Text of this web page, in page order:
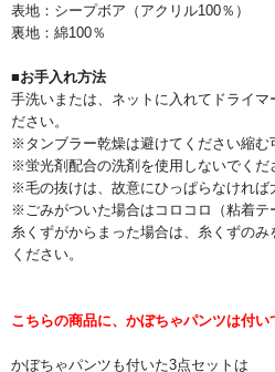
表地：シープボア（アクリル100％）
裏地：綿100％
■お手入れ方法
手洗いまたは、ネットに入れてドライマ
ださい。
※タンブラー乾燥は避けてください縮む
※蛍光剤配合の洗剤を使用しないでくだ
※毛の抜けは、故意にひっぱらなければ
※ごみがついた場合はコロコロ（粘着テ
糸くずがからまった場合は、糸くずの
ください。
こちらの商品に、かぼちゃパンツは付い
かぼちゃパンツも付いた3点セットは